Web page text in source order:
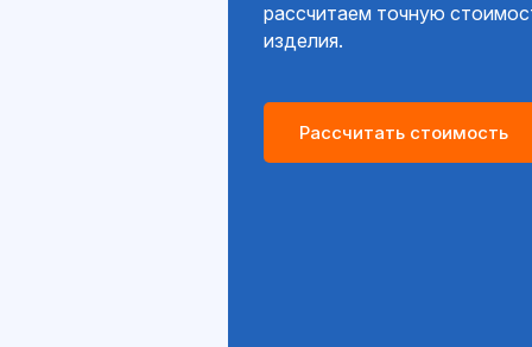
рассчитаем точную
изделия.
Рассчитать стоимость